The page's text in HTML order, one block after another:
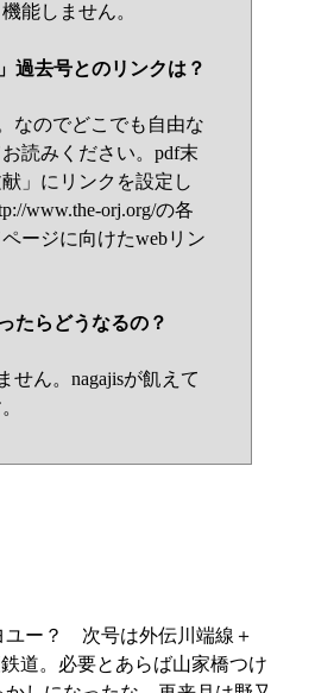
能しません。
過去号とのリンクは？
なのでどこでも自由な
読みください。pdf末
」にリンクを設定し
www.the-orj.org/の各
ージに向けたwebリン
たらどうなるの？
せん。nagajisが飢えて
ユー？ 次号は外伝川端線＋
道。必要とあらば山家橋つけ